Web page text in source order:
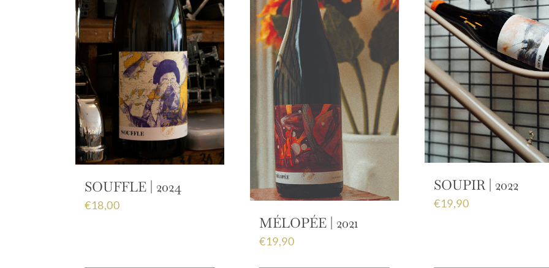
SOUFFLE | 2024
€18,00
MÉLOPÉE | 2021
€19,90
SOUPIR | 2022
€19,90